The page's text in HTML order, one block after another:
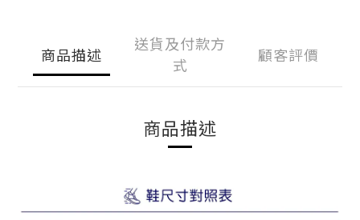
商品描述
送貨及付款方
式
顧客評價
商品描述